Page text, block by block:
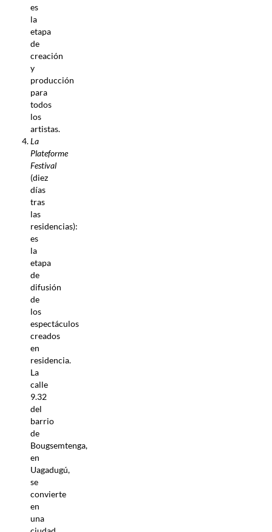
es
la
etapa
de
creación
y
producción
para
todos
los
artistas.
La
Plateforme
Festival
(diez
días
tras
las
residencias):
es
la
etapa
de
difusión
de
los
espectáculos
creados
en
residencia.
La
calle
9.32
del
barrio
de
Bougsemtenga,
en
Uagadugú,
se
convierte
en
una